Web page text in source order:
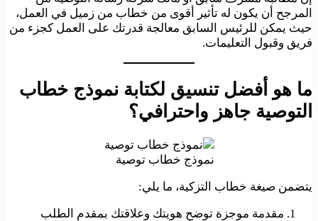
المرجح أن يكون له تأثير أقوى من خطاب من زميل في العمل،
حيث يمكن للرئيس السابق معالجة قدرتك على العمل كجزء من
فريق وقبول التعليمات.
ما هو أفضل تنسيق لكتابة نموذج خطاب
التوصية جاهز واحترافي؟
نموذج خطاب توصية
يتضمن صيغة خطاب التزكية، ما يلي:
مقدمة موجزة توضح هويتك وعلاقتك بمقدم الطلب